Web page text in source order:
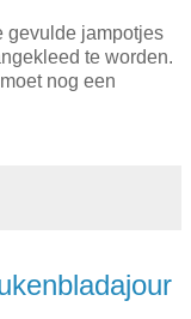
gevulde jampotjes
te worden.
nog een